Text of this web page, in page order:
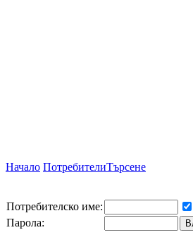
Начало ПотребителиТърсене
Потребителско име:
Парола: